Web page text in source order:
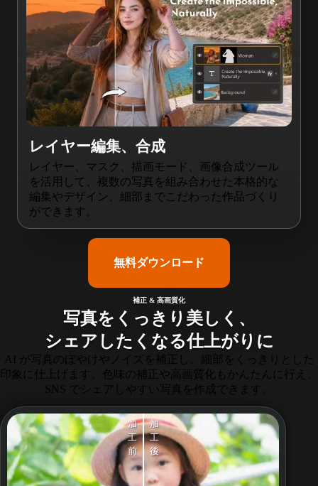
レイヤー編集、合成
レイヤー、マスク、描画モード、画像合成ツール
を活用して、複数の写真を組み合わせた本格的な
編集やデザイン、細部までこだわった作品づくり
ができます。
無料ダウンロード
補正 & 高画質化
写真をくっきり美しく、
シェアしたくなる仕上がりに
AI が写真のぼやけやノイズを補正し、細部をくっきりとした
印象に仕上げます。色味の補正や高画質化もかんたんに行え、
SNS でシェアしやすい写真を作成できます。